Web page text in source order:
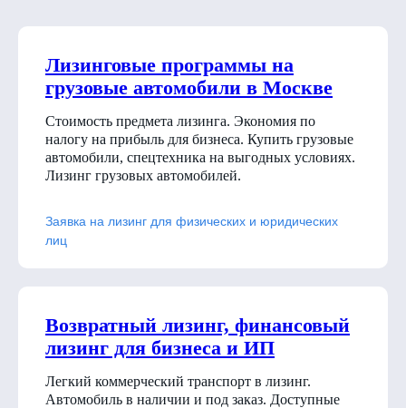
Лизинговые программы на
грузовые автомобили в Москве
Стоимость предмета лизинга. Экономия по
налогу на прибыль для бизнеса. Купить грузовые
автомобили, спецтехника на выгодных условиях.
Лизинг грузовых автомобилей.
Заявка на лизинг для физических и юридических
лиц
Возвратный лизинг, финансовый
лизинг для бизнеса и ИП
Легкий коммерческий транспорт в лизинг.
Автомобиль в наличии и под заказ. Доступные